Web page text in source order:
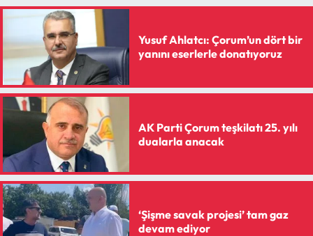
Yusuf Ahlatcı: Çorum’un dört bir
yanını eserlerle donatıyoruz
AK Parti Çorum teşkilatı 25. yılı
dualarla anacak
‘Şişme savak projesi’ tam gaz
devam ediyor